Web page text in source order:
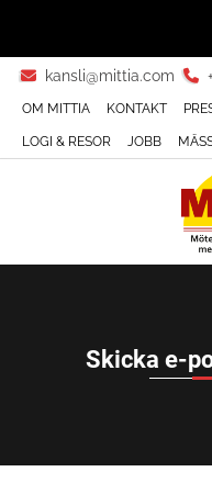
Skip
content
kansli@mittia.com
OM MITTIA KONTAKT
LOGI & RESOR JOBB
Skicka e-